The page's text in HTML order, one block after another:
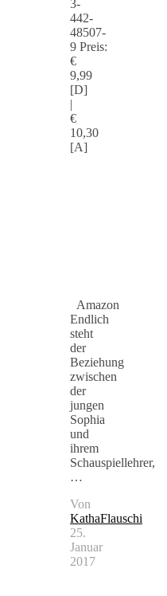
3-
442-
48507-
9 Preis:
€
9,99
[D]
|
€
10,30
[A]
Amazon
Endlich
steht
der
Beziehung
zwischen
der
jungen
Sophia
und
ihrem
Schauspiellehrer,
…
Von
KathaFlauschi
25.
Januar
2017